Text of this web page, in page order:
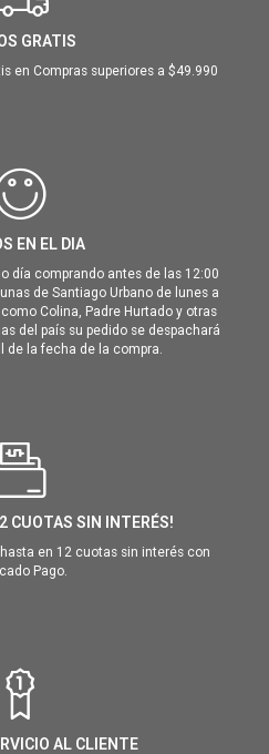
GRATIS
en Compras superiores a $49.990
EN EL DIA
día comprando antes de las 12:00
de Santiago Urbano de lunes a
Colina, Padre Hurtado y otras
del país su pedido se despachará
de la fecha de la compra.
CUOTAS SIN INTERÉS!
en 12 cuotas sin interés con
Pago.
AL CLIENTE